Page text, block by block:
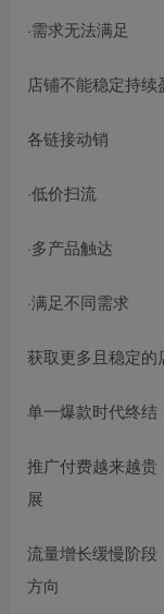
·需求无法满足
店铺不能稳定持续
各链接动销
·低价扫流
·多产品触达
·满足不同需求
获取更多且稳定的
单一爆款时代终结
推广付费越来越
展
流量增长缓慢阶段
方向